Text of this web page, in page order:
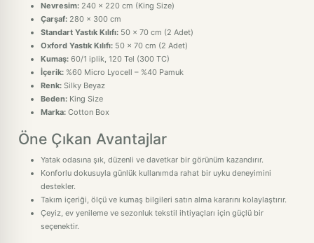
Nevresim: 240 x 220 cm (King Size)
Çarşaf: 280 x 300 cm
Standart Yastık Kılıfı: 50 x 70 cm (2 Adet)
Oxford Yastık Kılıfı: 50 x 70 cm (2 Adet)
Kumaş: 60/1 iplik, 120 Tel (300 TC)
İçerik: %60 Micro Lyocell – %40 Pamuk
Renk: Silky Beyaz
Beden: King Size
Marka: Cotton Box
Öne Çıkan Avantajlar
Yatak odasına şık, düzenli ve davetkar bir görünüm kazandırır.
Konforlu dokusuyla günlük kullanımda rahat bir uyku deneyimini
destekler.
Takım içeriği, ölçü ve kumaş bilgileri satın alma kararını kolaylaştırır.
Çeyiz, ev yenileme ve sezonluk tekstil ihtiyaçları için güçlü bir
seçenektir.